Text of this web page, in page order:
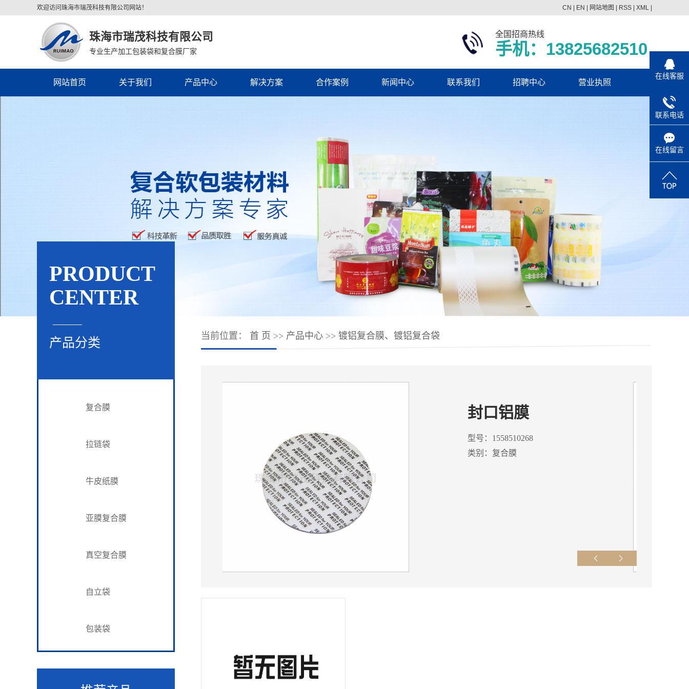
欢迎访问珠海市瑞茂科技有限公司网站！ CN EN 网站地图 RSS XML
珠海市瑞茂科技有限公司
专业生产加工包装袋和复合膜厂家
全国招商热线
手机：13825682510
网站首页 关于我们 产品中心 解决方案 合作案例 新闻中心 联系我们 招聘中心 营业执照
PRODUCT
CENTER
产品分类
复合膜
拉链袋
牛皮纸膜
亚膜复合膜
真空复合膜
自立袋
包装袋
当前位置： 首 页 >> 产品中心 >> 镀铝复合膜、镀铝复合袋
封口铝膜
型号：1558510268
类别：复合膜
在线客服
联系电话
在线留言